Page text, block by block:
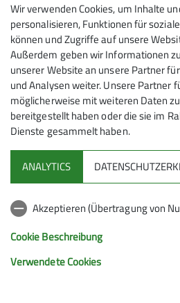
017624005352
Ämter
Wanderleiter/-in
Gruppe
Kondiwandern
Wir verwenden Cookies, um Inhalte
personalisieren, Funktionen für
können und Zugriffe auf unsere
Außerdem geben wir Informationen
unserer Website an unsere Partner
und Analysen weiter. Unsere Partner
möglicherweise mit weiteren Daten
bereitgestellt haben oder die sie im
Dienste gesammelt haben.
ANALYTICS
Akzeptieren (Übertragung von
Cookie Beschreibung
Verwendete Cookies